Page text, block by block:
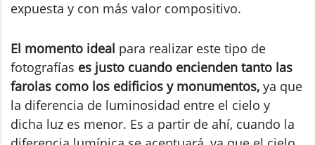
expuesta y con más valor compositivo.
El momento ideal para realizar este tipo de
fotografías es justo cuando encienden tanto las
farolas como los edificios y monumentos, ya que
la diferencia de luminosidad entre el cielo y
dicha luz es menor. Es a partir de ahí, cuando la